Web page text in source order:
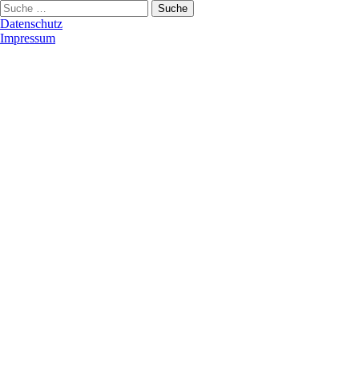
Datenschutz
Impressum